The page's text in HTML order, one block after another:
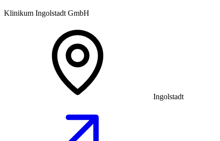
Klinikum Ingolstadt GmbH
Ingolstadt